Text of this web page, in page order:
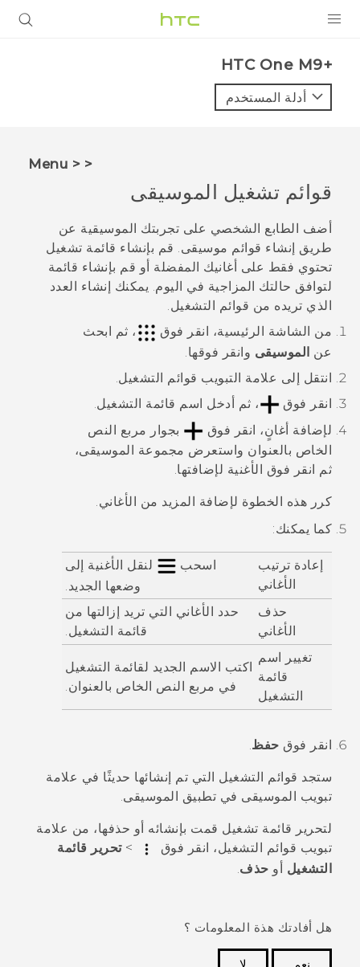
VIVE
VIVERSE
البرامج + التطبيقات
الدعم
أجهزة HTC والملحقات
HTC One M9+‎
أدلة المستخدم
< < Menu
قوائم تشغيل الموسيقى
أضف الطابع الشخصي على تجربتك الموسيقية عن
طريق إنشاء قوائم موسيقى. قم بإنشاء قائمة تشغيل
تحتوي فقط على أغانيك المفضلة أو قم بإنشاء قائمة
لتوافق حالتك المزاجية في اليوم. يمكنك إنشاء العدد
الذي تريده من قوائم التشغيل.
من الشاشة
الرئيسية، انقر فوق
، ثم ابحث
عن الموسيقى وانقر فوقها.
انتقل إلى علامة التبويب قوائم التشغيل
انقر فوق
، ثم أدخل اسم قائمة التشغيل.
لإضافة أغانٍ، انقر فوق
بجوار مربع النص
الخاص بالعنوان واستعرض مجموعة الموسيقى،
ثم انقر فوق الأغنية لإضافتها.
كرر هذه الخطوة لإضافة المزيد من الأغاني.
كما يمكنك:
إعادة ترتيب
الأغاني
اسحب
لنقل الأغنية إلى
وضعها الجديد.
حذف
الأغاني
حدد الأغاني التي تريد إزالتها من
قائمة التشغيل.
تغيير اسم
قائمة
التشغيل
اكتب الاسم الجديد لقائمة التشغيل
في مربع النص الخاص بالعنوان.
انقر فوق حفظ.
ستجد قوائم التشغيل التي تم إنشائها حديثًا في علامة
تبويب
الموسيقى في تطبيق الموسيقى.
لتحرير قائمة تشغيل قمت بإنشائه أو حذفها، من علامة
تبويب قوائم التشغيل، انقر فوق >تحرير قائمة
التشغيل أو حذف
هل أفادتك هذة المعلومات ؟